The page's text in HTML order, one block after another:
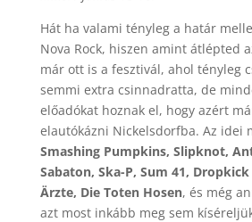
Hát ha valami tényleg a határ
Nova Rock, hiszen amint átlépted
már ott is a fesztivál, ahol tényleg
semmi extra csinnadratta, de
előadókat hoznak el, hogy azért
elautókázni Nickelsdorfba. Az idei
Smashing Pumpkins, Slipknot,
Sabaton, Ska-P, Sum 41,
Ärzte, Die Toten Hosen, és még
azt most inkább meg sem